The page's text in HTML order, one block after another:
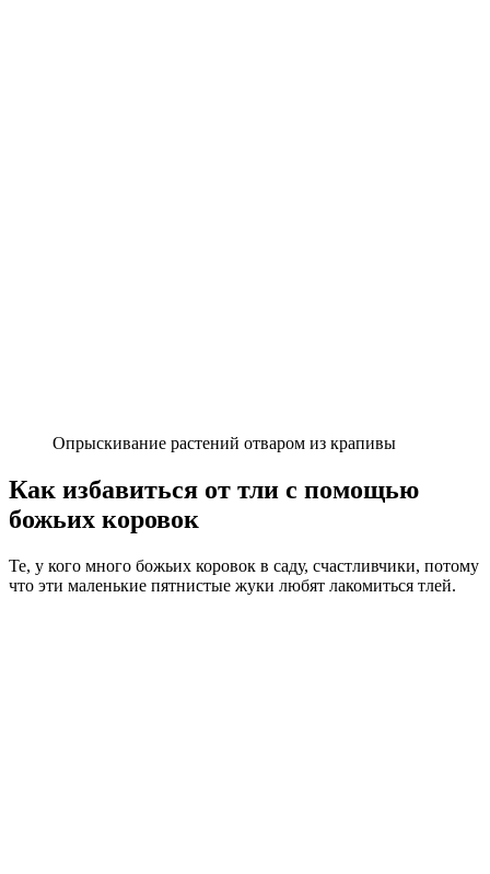
Опрыскивание растений отваром из крапивы
Как избавиться от тли с помощью
божьих коровок
Те, у кого много божьих коровок в саду, счастливчики, потому
что эти маленькие пятнистые жуки любят лакомиться тлей.